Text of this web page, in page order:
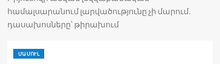
համալսարանում լարվածությունը չի մարում․
դասախոսները՝ թիրախում
ՄԱՄՈՒԼ